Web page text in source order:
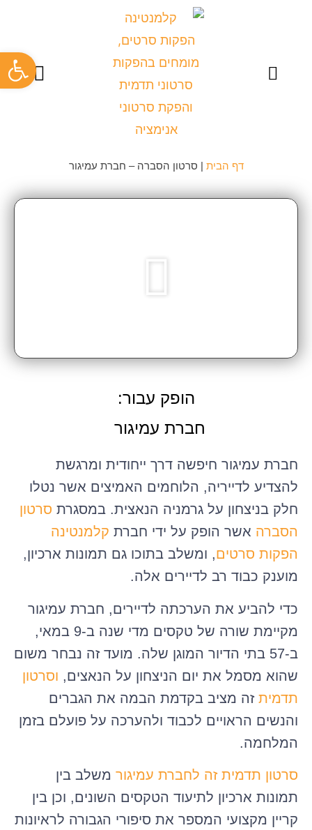
דף הבית | סרטון הסברה – חברת עמיגור
הופק עבור:
חברת עמיגור
חברת עמיגור חיפשה דרך ייחודית ומרגשת
להצדיע לדייריה, הלוחמים האמיצים אשר נטלו
חלק בניצחון על גרמניה הנאצית. במסגרת סרטון
הסברה אשר הופק על ידי חברת קלמנטינה
הפקות סרטים, ומשלב בתוכו גם תמונות ארכיון,
מוענק כבוד רב לדיירים אלה.
כדי להביע את הערכתה לדיירים, חברת עמיגור
מקיימת שורה של טקסים מדי שנה ב-9 במאי,
ב-57 בתי הדיור המוגן שלה. מועד זה נבחר משום
שהוא מסמל את יום הניצחון על הנאצים, וסרטון
תדמית זה מציב בקדמת הבמה את הגברים
והנשים הראויים לכבוד ולהערכה על פועלם בזמן
המלחמה.
סרטון תדמית זה לחברת עמיגור משלב בין
תמונות ארכיון לתיעוד הטקסים השונים, וכן בין
קריין מקצועי המספר את סיפורי הגבורה לראיונות